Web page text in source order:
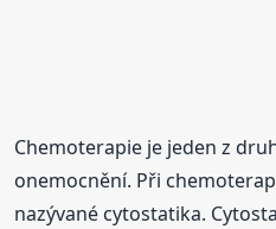
Chemoterapie je jeden z
onemocnění. Při
nazývané cytostatika.